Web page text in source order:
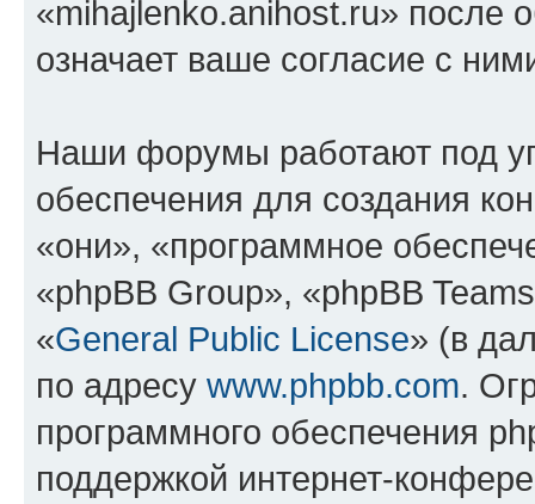
«mihajlenko.anihost.ru» после
означает ваше согласие с
Наши форумы работают под
обеспечения для создания
«они», «программное
«phpBB Group», «phpBB
«General Public License» (в
по адресу www.phpbb.com.
программного обеспечения
поддержкой интернет-